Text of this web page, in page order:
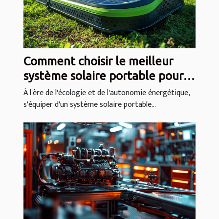
Comment choisir le meilleur
système solaire portable pour
vos besoins
À l'ère de l'écologie et de l'autonomie énergétique,
s'équiper d'un système solaire portable...